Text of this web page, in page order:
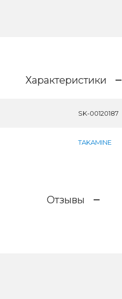
Характеристики
SK-00120187
TAKAMINE
Отзывы